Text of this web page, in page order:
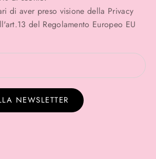
di aver preso visione della Privacy
del Regolamento Europeo EU
NEWSLETTER